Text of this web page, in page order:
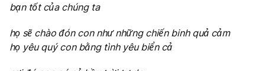
bạn tốt của chúng ta
họ sẽ chào đón con như những chiến binh quả cảm
họ yêu quý con bằng tình yêu biển cả